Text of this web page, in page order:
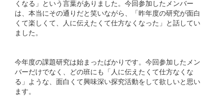
くなる」という言葉がありました。今回参加したメンバー
は、本当にその通りだと笑いながら、「昨年度の研究が面白
くて楽しくて、人に伝えたくて仕方なくなった」と話してい
ました。
今年度の課題研究は始まったばかりです。今回参加したメン
バーだけでなく、どの班にも「人に伝えたくて仕方なくな
る」ような、面白くて興味深い探究活動をして欲しいと思い
ます。